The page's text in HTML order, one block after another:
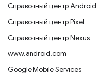
Справочный центр Android
Справочный центр Pixel
Справочный центр Nexus
www.android.com
Google Mobile Services